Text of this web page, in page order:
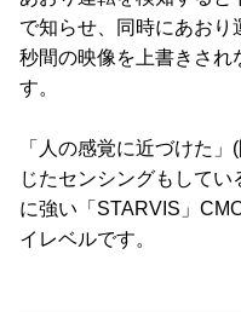
で知らせ、同時にあお
秒間の映像を上書きされ
す。
「人の感覚に近づけた
じたセンシングもして
に強い「STARVIS」
イレベルです。